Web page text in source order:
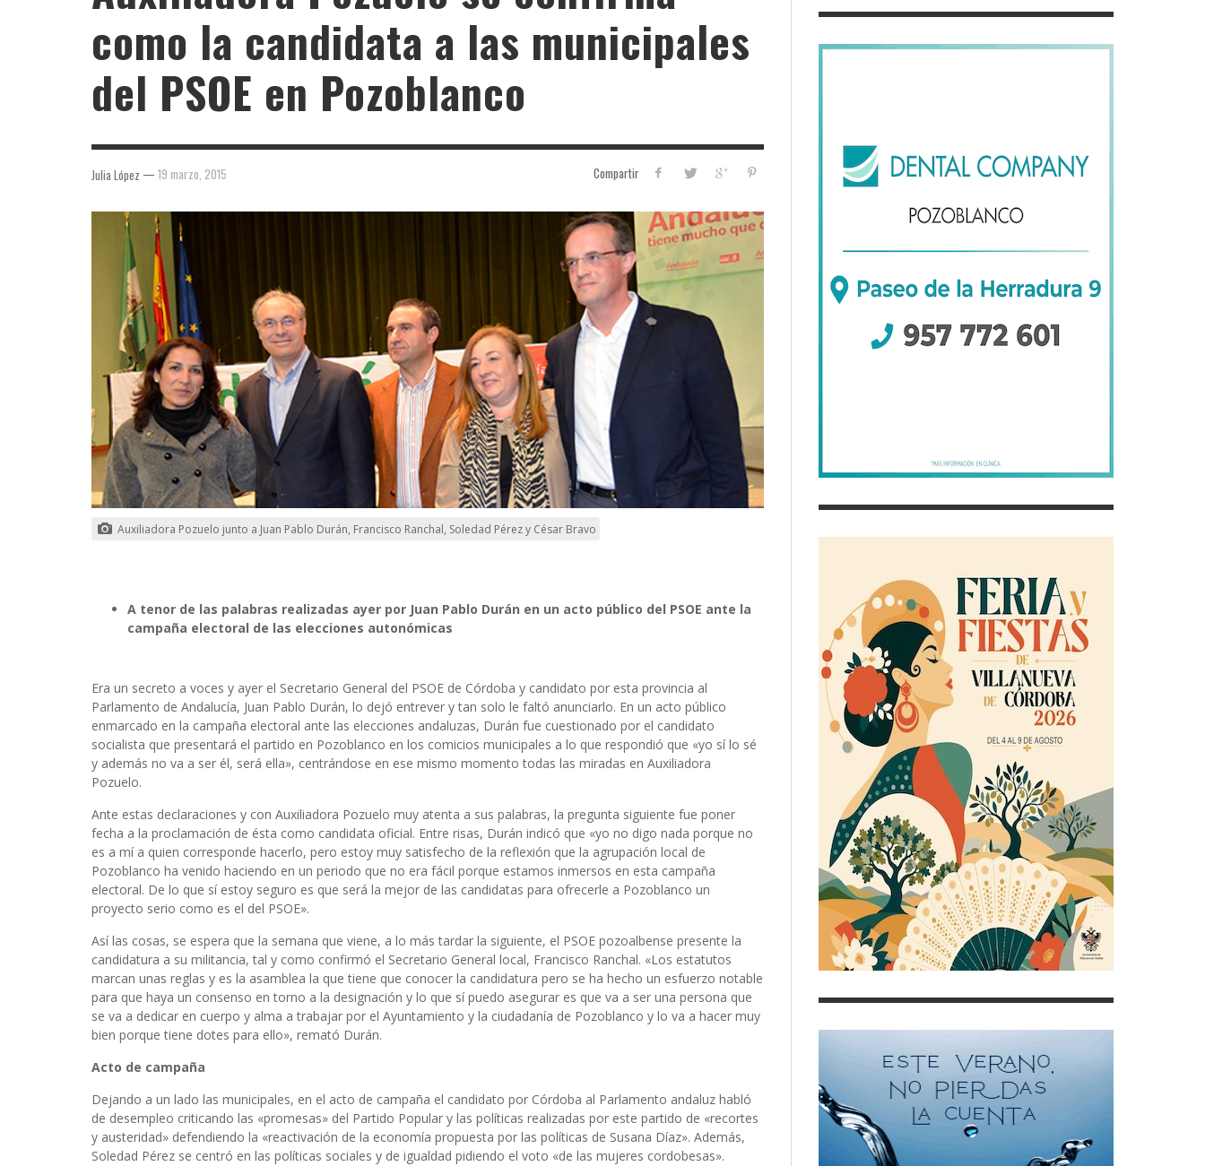
como la candidata a las municipales
del PSOE en Pozoblanco
Compartir
Julia López — 19 marzo, 2015
Auxiliadora Pozuelo junto a Juan Pablo Durán, Francisco Ranchal, Soledad Pérez y César Bravo
A tenor de las palabras realizadas ayer por Juan Pablo Durán en un acto público del PSOE ante la
campaña electoral de las elecciones autonómicas
Era un secreto a voces y ayer el Secretario General del PSOE de Córdoba y candidato por esta provincia al
Parlamento de Andalucía, Juan Pablo Durán, lo dejó entrever y tan solo le faltó anunciarlo. En un acto público
enmarcado en la campaña electoral ante las elecciones andaluzas, Durán fue cuestionado por el candidato
socialista que presentará el partido en Pozoblanco en los comicios municipales a lo que respondió que «yo sí lo sé
y además no va a ser él, será ella», centrándose en ese mismo momento todas las miradas en Auxiliadora
Pozuelo.
Ante estas declaraciones y con Auxiliadora Pozuelo muy atenta a sus palabras, la pregunta siguiente fue poner
fecha a la proclamación de ésta como candidata oficial. Entre risas, Durán indicó que «yo no digo nada porque no
es a mí a quien corresponde hacerlo, pero estoy muy satisfecho de la reflexión que la agrupación local de
Pozoblanco ha venido haciendo en un periodo que no era fácil porque estamos inmersos en esta campaña
electoral. De lo que sí estoy seguro es que será la mejor de las candidatas para ofrecerle a Pozoblanco un
proyecto serio como es el del PSOE».
Así las cosas, se espera que la semana que viene, a lo más tardar la siguiente, el PSOE pozoalbense presente la
candidatura a su militancia, tal y como confirmó el Secretario General local, Francisco Ranchal. «Los estatutos
marcan unas reglas y es la asamblea la que tiene que conocer la candidatura pero se ha hecho un esfuerzo notable
para que haya un consenso en torno a la designación y lo que sí puedo asegurar es que va a ser una persona que
se va a dedicar en cuerpo y alma a trabajar por el Ayuntamiento y la ciudadanía de Pozoblanco y lo va a hacer muy
bien porque tiene dotes para ello», remató Durán.
Acto de campaña
Dejando a un lado las municipales, en el acto de campaña el candidato por Córdoba al Parlamento andaluz habló
de desempleo criticando las «promesas» del Partido Popular y las políticas realizadas por este partido de «recortes
y austeridad» defendiendo la «reactivación de la economía propuesta por las políticas de Susana Díaz». Además,
Soledad Pérez se centró en las políticas sociales y de igualdad pidiendo el voto «de las mujeres cordobesas».